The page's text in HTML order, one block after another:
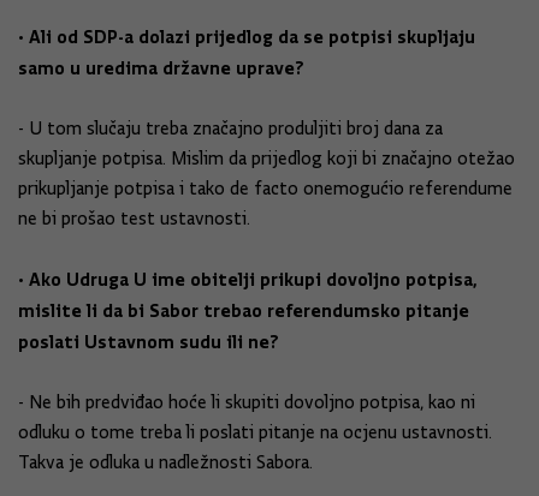
• Ali od SDP-a dolazi prijedlog da se potpisi skupljaju
samo u uredima državne uprave?
- U tom slučaju treba značajno produljiti broj dana za
skupljanje potpisa. Mislim da prijedlog koji bi značajno otežao
prikupljanje potpisa i tako de facto onemogućio referendume
ne bi prošao test ustavnosti.
• Ako Udruga U ime obitelji prikupi dovoljno potpisa,
mislite li da bi Sabor trebao referendumsko pitanje
poslati Ustavnom sudu ili ne?
- Ne bih predviđao hoće li skupiti dovoljno potpisa, kao ni
odluku o tome treba li poslati pitanje na ocjenu ustavnosti.
Takva je odluka u nadležnosti Sabora.